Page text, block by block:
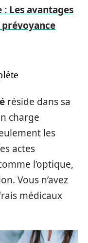
Les avantages
réside dans sa
charge
les
actes
l’optique,
Vous n’avez
médicaux